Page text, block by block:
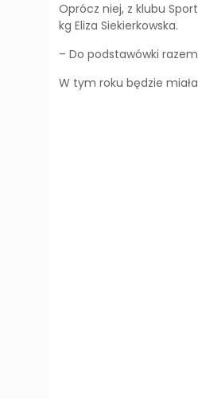
Oprócz niej, z klubu
kg Eliza Siekierkowska.
– Do podstawówki
W tym roku będzie